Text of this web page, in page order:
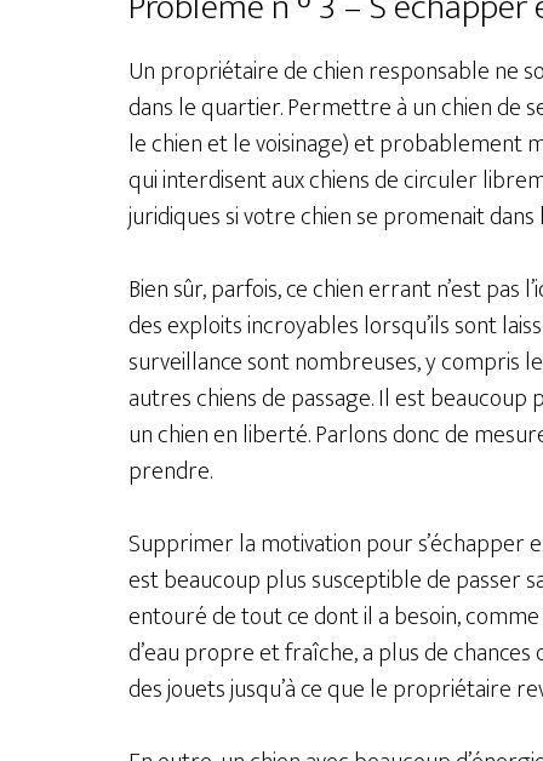
Un propriétaire de chien responsable ne
dans le quartier. Permettre à un chien de
le chien et le voisinage) et probablement
qui interdisent aux chiens de circuler
juridiques si votre chien se promenait
Bien sûr, parfois, ce chien errant n’est
des exploits incroyables lorsqu’ils sont
surveillance sont nombreuses, y compris
autres chiens de passage. Il est
un chien en liberté. Parlons donc de
prendre.
Supprimer la motivation pour s’échapper
est beaucoup plus susceptible de passer
entouré de tout ce dont il a besoin,
d’eau propre et fraîche, a plus de
des jouets jusqu’à ce que le propriétaire